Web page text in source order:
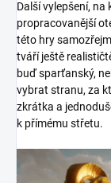
Další vylepšení, na
propracovanější
této hry
tváří ještě
buď sparťanský,
vybrat stranu, za
zkrátka a
k přímému střetu.